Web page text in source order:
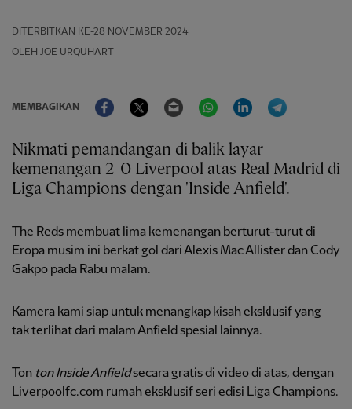
DITERBITKAN KE-28 NOVEMBER 2024
OLEH JOE URQUHART
MEMBAGIKAN
FacebookTwitter Email WhatsAppLinkedIn
Nikmati pemandangan di balik layar
kemenangan 2-0 Liverpool atas Real Madrid di
Liga Champions dengan 'Inside Anfield'.
The Reds membuat lima kemenangan berturut-turut di
Eropa musim ini berkat gol dari Alexis Mac Allister dan Cody
Gakpo pada Rabu malam.
Kamera kami siap untuk menangkap kisah eksklusif yang
tak terlihat dari malam Anfield spesial lainnya.
Ton ton Inside Anfieldsecara gratis di video di atas, dengan
Liverpoolfc.com rumah eksklusif seri edisi Liga Champions.